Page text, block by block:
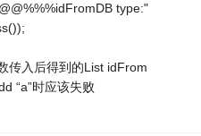
type:"
传入后得到的List idFrom
“a”时应该失败